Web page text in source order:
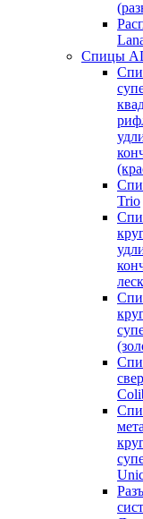
Спицы
Trio